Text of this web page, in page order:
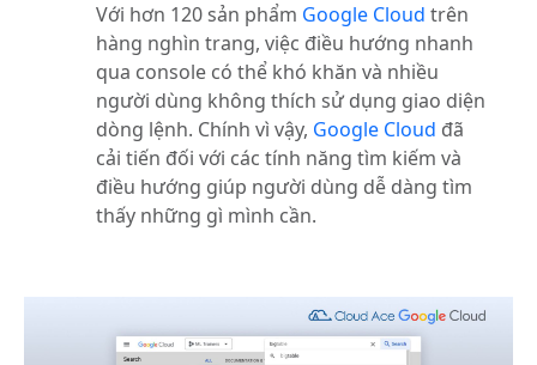
Với hơn 120 sản phẩm Google Cloud trên
hàng nghìn trang, việc điều hướng nhanh
qua console có thể khó khăn và nhiều
người dùng không thích sử dụng giao diện
dòng lệnh. Chính vì vậy, Google Cloud đã
cải tiến đối với các tính năng tìm kiếm và
điều hướng giúp người dùng dễ dàng tìm
thấy những gì mình cần.